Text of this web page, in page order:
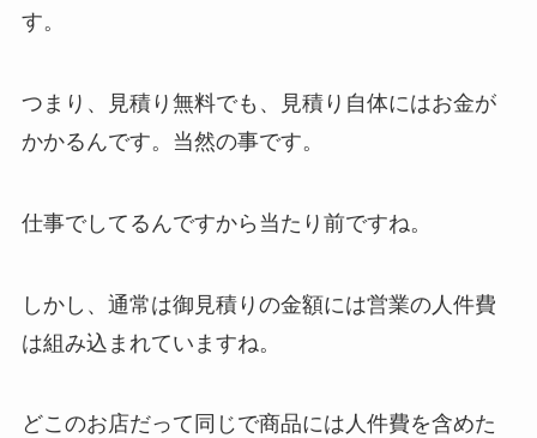
す。
つまり、見積り無料でも、見積り自体にはお金が
かかるんです。当然の事です。
仕事でしてるんですから当たり前ですね。
しかし、通常は御見積りの金額には営業の人件費
は組み込まれていますね。
どこのお店だって同じで商品には人件費を含めた